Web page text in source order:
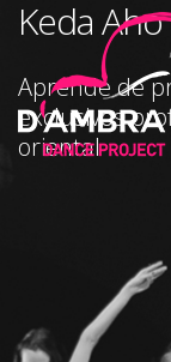
Keda
Aprende de
exclusivos
oriental